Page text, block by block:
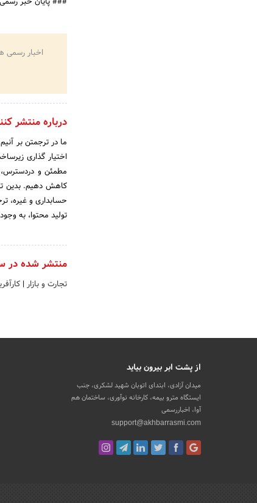
اخبار رسمی
درباره منتشر
ما در ترجمتن بر
اختیار گذاری
مطمئن و دردسترس،
کاهش دهیم. بدین
حسابداری و غیره،
تولید محتوا، به
منتشر شده در
تجارت و بازار |
از پشت ابر بیرون بیاید
میدان آزادی، ابتدای اتوبان شهید لشکری، جنب
ایستگاه مترو بیمه، کارخانه نوآوری، ساختمان هم
آوا، اخباررسمی
support@akhbarrasmi.com